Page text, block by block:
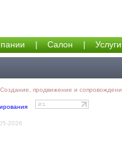
| Салон | Услуги
продвижение и
2026